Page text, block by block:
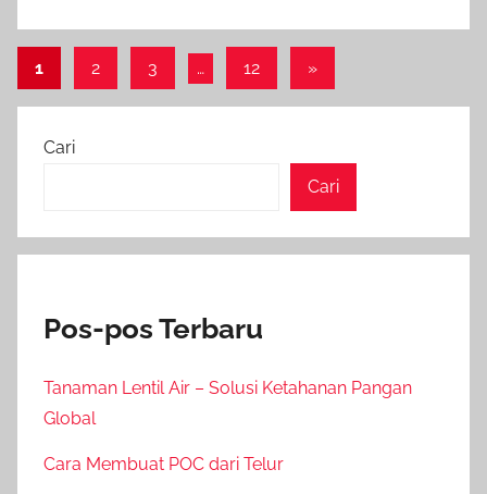
Paginasi
pos
1 2 3 … 12
Next
»
Cari
Cari
Pos-pos Terbaru
Tanaman Lentil Air – Solusi Ketahanan Pangan
Global
Cara Membuat POC dari Telur